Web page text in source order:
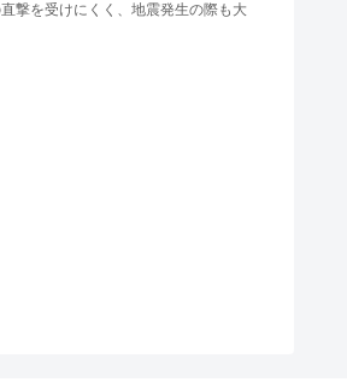
撃を受けにくく、地震発生の際も大